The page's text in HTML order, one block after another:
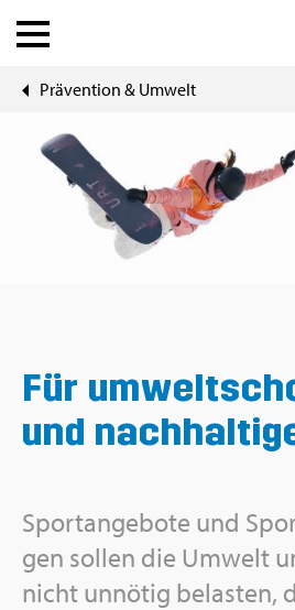
Ver­bän­de
Ath­le­te Hub
Über Swiss Olym­pic
Prä­ven­ti­on & Um­welt
Für
und
Sport­an­ge­bo­te und
gen sol­len die Um­welt
nicht un­nö­tig be­las­ten,